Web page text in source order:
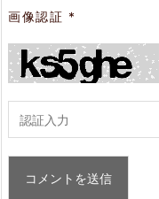
画像認証 *